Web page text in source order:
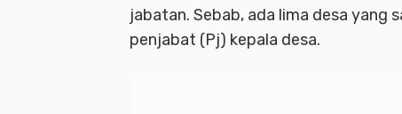
jabatan. Sebab, ada lima desa yang
penjabat (Pj) kepala desa.